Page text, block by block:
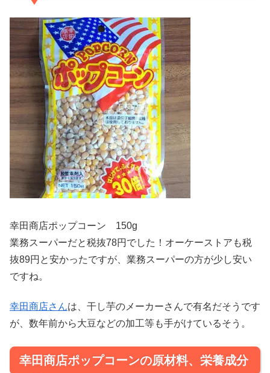
幸田商店ポップコーン 150g
業務スーパーだと税抜78円でした！オーケーストアも税
抜89円と安かったですが、業務スーパーの方が少し安い
ですね。
幸田商店さんは、干し芋のメーカーさんで有名だそうです
が、数年前から大豆などの加工等も手がけているそう。
幸田商店ポップコーンの原材料、栄養成分